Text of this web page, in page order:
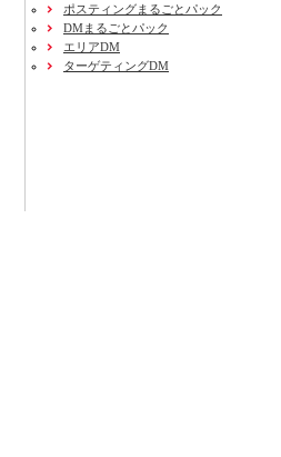
ポスティングまるごとパック
DMまるごとパック
エリアDM
ターゲティングDM